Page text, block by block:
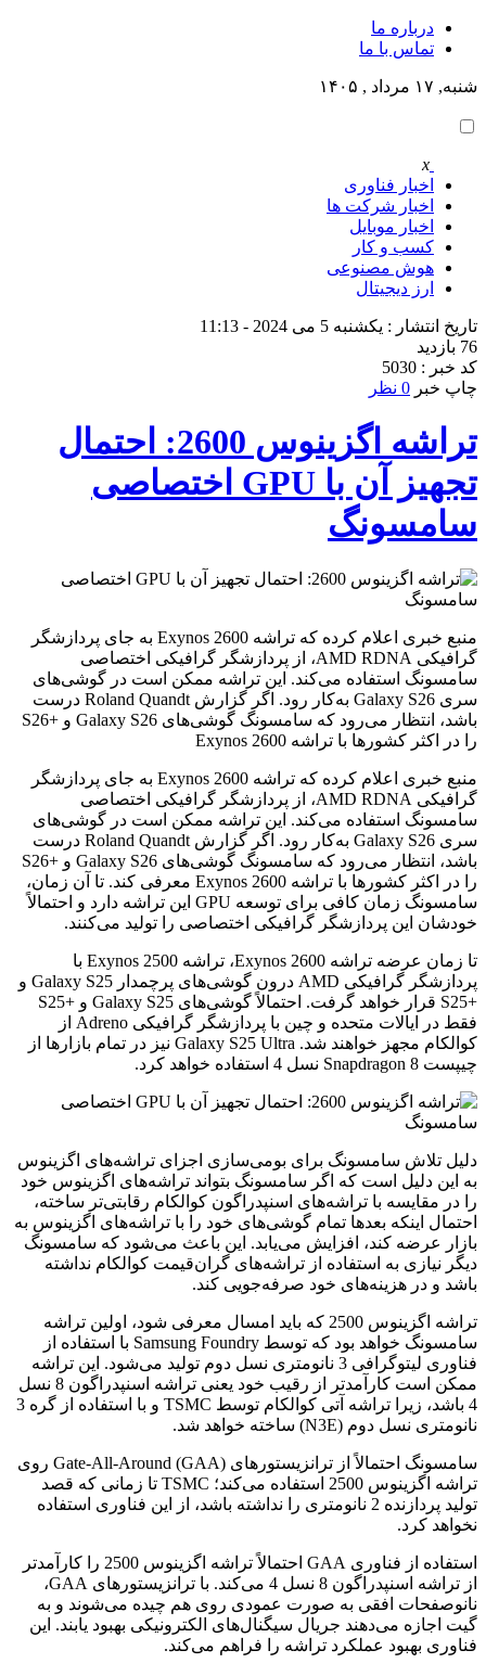
درباره ما
تماس با ما
شنبه, ۱۷ مرداد , ۱۴۰۵
x
اخبار فناوری
اخبار شرکت ها
اخبار موبایل
کسب و کار
هوش مصنوعی
ارز دیجیتال
تاریخ انتشار : یکشنبه 5 می 2024 - 11:13
76 بازدید
کد خبر : 5030
چاپ خبر 0 نظر
تراشه اگزینوس 2600: احتمال
تجهیز آن با GPU اختصاصی
سامسونگ
منبع خبری اعلام کرده که تراشه Exynos 2600 به جای پردازشگر
گرافیکی AMD RDNA، از پردازشگر گرافیکی اختصاصی
سامسونگ استفاده می‌کند. این تراشه ممکن است در گوشی‌های
سری Galaxy S26 به‌کار رود. اگر گزارش Roland Quandt درست
باشد، انتظار می‌رود که سامسونگ گوشی‌های Galaxy S26 و +S26
را در اکثر کشورها با تراشه Exynos 2600
منبع خبری اعلام کرده که تراشه Exynos 2600 به جای پردازشگر
گرافیکی AMD RDNA، از پردازشگر گرافیکی اختصاصی
سامسونگ استفاده می‌کند. این تراشه ممکن است در گوشی‌های
سری Galaxy S26 به‌کار رود. اگر گزارش Roland Quandt درست
باشد، انتظار می‌رود که سامسونگ گوشی‌های Galaxy S26 و +S26
را در اکثر کشورها با تراشه Exynos 2600 معرفی کند. تا آن زمان،
سامسونگ زمان کافی برای توسعه GPU این تراشه دارد و احتمالاً
خودشان این پردازشگر گرافیکی اختصاصی را تولید می‌کنند.
تا زمان عرضه تراشه Exynos 2600، تراشه Exynos 2500 با
پردازشگر گرافیکی AMD درون گوشی‌های پرچمدار Galaxy S25 و
+S25 قرار خواهد گرفت. احتمالاً گوشی‌های Galaxy S25 و +S25
فقط در ایالات متحده و چین با پردازشگر گرافیکی Adreno از
کوالکام مجهز خواهند شد. Galaxy S25 Ultra نیز در تمام بازارها از
چیپست Snapdragon 8 نسل 4 استفاده خواهد کرد.
دلیل تلاش سامسونگ برای بومی‌سازی اجزای تراشه‌های اگزینوس
به این دلیل است که اگر سامسونگ بتواند تراشه‌های اگزینوس خود
را در مقایسه با تراشه‌های اسنپدراگون کوالکام رقابتی‌تر ساخته،
احتمال اینکه بعدها تمام گوشی‌های خود را با تراشه‌های اگزینوس به
بازار عرضه کند، افزایش می‌یابد. این باعث می‌شود که سامسونگ
دیگر نیازی به استفاده از تراشه‌های گران‌قیمت کوالکام نداشته
باشد و در هزینه‌های خود صرفه‌جویی کند.
تراشه اگزینوس 2500 که باید امسال معرفی شود، اولین تراشه
سامسونگ خواهد بود که توسط Samsung Foundry با استفاده از
فناوری لیتوگرافی 3 نانومتری نسل دوم تولید می‌شود. این تراشه
ممکن است کارآمدتر از رقیب خود یعنی تراشه اسنپدراگون 8 نسل
4 باشد، زیرا تراشه آتی کوالکام توسط TSMC و با استفاده از گره 3
نانومتری نسل دوم (N3E) ساخته خواهد شد.
سامسونگ احتمالاً از ترانزیستورهای Gate-All-Around (GAA) روی
تراشه اگزینوس 2500 استفاده می‌کند؛ TSMC تا زمانی که قصد
تولید پردازنده 2 نانومتری را نداشته باشد، از این فناوری استفاده
نخواهد کرد.
استفاده از فناوری GAA احتمالاً تراشه اگزینوس 2500 را کارآمدتر
از تراشه اسنپدراگون 8 نسل 4 می‌کند. با ترانزیستورهای GAA،
نانوصفحات افقی به صورت عمودی روی هم چیده می‌شوند و به
گیت اجازه می‌دهند جریال سیگنال‌های الکترونیکی بهبود یابند. این
فناوری بهبود عملکرد تراشه را فراهم می‌کند.